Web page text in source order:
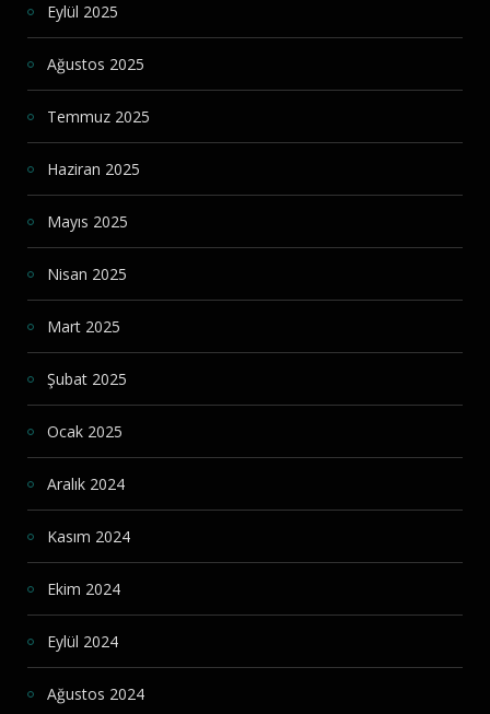
Eylül 2025
Ağustos 2025
Temmuz 2025
Haziran 2025
Mayıs 2025
Nisan 2025
Mart 2025
Şubat 2025
Ocak 2025
Aralık 2024
Kasım 2024
Ekim 2024
Eylül 2024
Ağustos 2024